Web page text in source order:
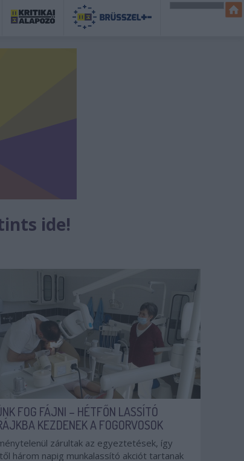
ide!
FOG FÁJNI – HÉTFŐN LASSÍTÓ
KEZDENEK A FOGORVOSOK
zárultak az egyeztetések, így
három napig munkalassító akciót tartanak